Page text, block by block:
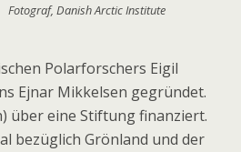
Fotograf, Danish Arctic Institute
Polarforschers Eigil
Ejnar Mikkelsen gegründet.
über eine Stiftung finanziert.
bezüglich Grönland und der